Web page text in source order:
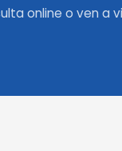
online o ven a